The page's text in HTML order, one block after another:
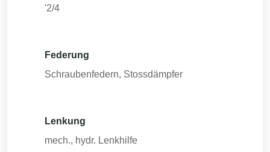
'2/4
Federung
Schraubenfedern, Stossdämpfer
Lenkung
mech., hydr. Lenkhilfe